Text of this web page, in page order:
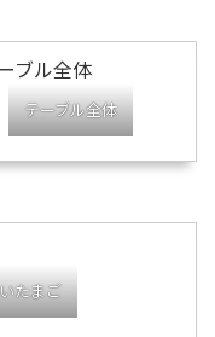
テーブル全体
たまご